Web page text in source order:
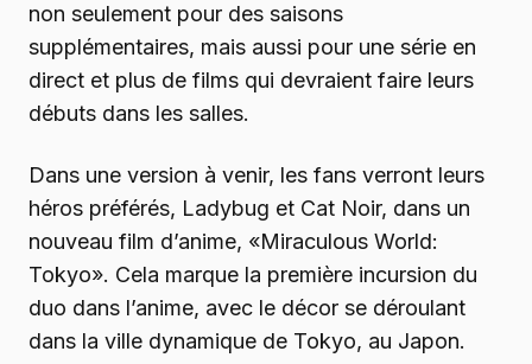
non seulement pour des saisons
supplémentaires, mais aussi pour une série en
direct et plus de films qui devraient faire leurs
débuts dans les salles.
Dans une version à venir, les fans verront leurs
héros préférés, Ladybug et Cat Noir, dans un
nouveau film d’anime, «Miraculous World:
Tokyo». Cela marque la première incursion du
duo dans l’anime, avec le décor se déroulant
dans la ville dynamique de Tokyo, au Japon.